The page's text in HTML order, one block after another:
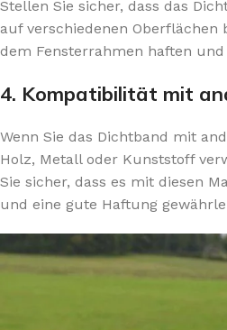
Stellen Sie sicher, dass das
auf verschiedenen Oberflächen
dem Fensterrahmen haften
4. Kompatibilität mit
Wenn Sie das Dichtband mit
Holz, Metall oder Kunststoff
Sie sicher, dass es mit diesen
und eine gute Haftung